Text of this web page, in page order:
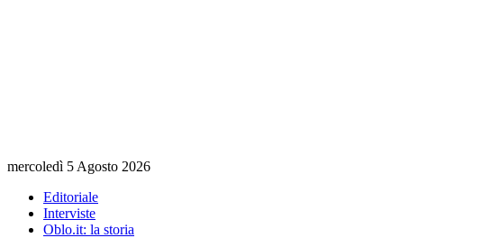
mercoledì 5 Agosto 2026
Editoriale
Interviste
Oblo.it: la storia